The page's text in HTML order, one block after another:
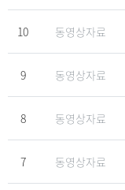
10 동영상자료
9 동영상자료
8 동영상자료
7 동영상자료